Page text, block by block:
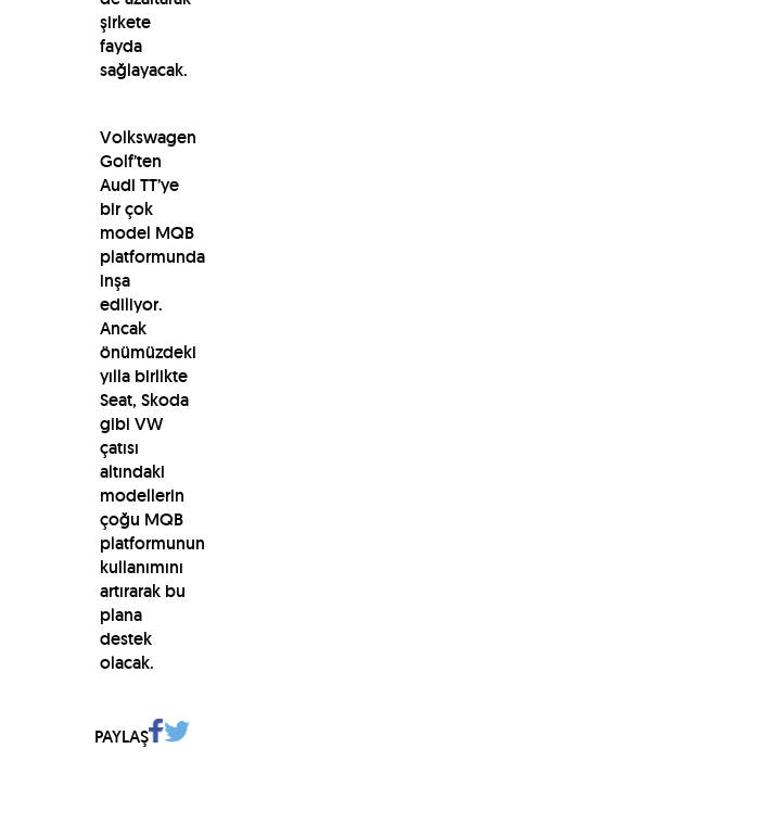
şirkete
fayda
sağlayacak.
Volkswagen
Golf’ten
Audi TT’ye
bir çok
model MQB
platformunda
inşa
ediliyor.
Ancak
önümüzdeki
yılla birlikte
Seat, Skoda
gibi VW
çatısı
altındaki
modellerin
çoğu MQB
platformunun
kullanımını
artırarak bu
plana
destek
olacak.
PAYLAŞ